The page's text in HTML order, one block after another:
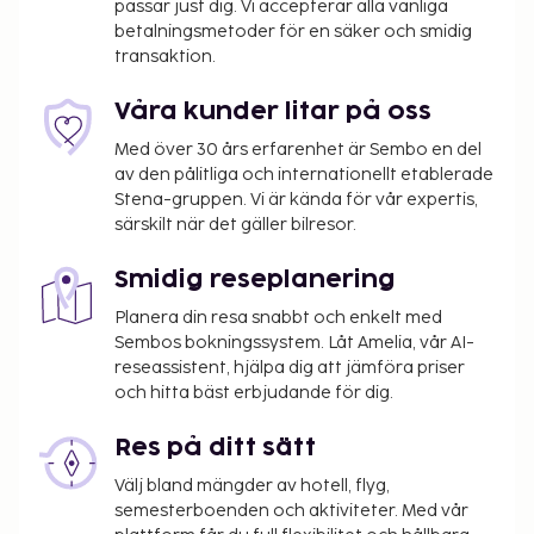
konferensrum och mötesrum. Gäster har tillgång till
hämtning vid järnvägsstationen mot en avgift och
plats. Här får du tillgång tilll hyrcyklar och kan njuta
av utsikten från terrassen och trädgården. Boendet
har även gratis wi-fi, conciergetjänster och
bankettsal. Du kan äta gott och beundra utsikten
över trädgården på La Table du Castel, en
eller ta det lugnt på rummet med rumsservice
dygnet runt. Släck törsten med din favoritdrink i
boendets bar. Kontinental frukost serveras dagligen
mot en avgift från 07.00 till 10.30. Detta boende har
fått sin officiella stjärngradering från Frankrikes
Du kommer att ombes att betala följande avgifter
på boendet – avgifterna kan inkludera tillämpliga
passar just dig. Vi accepterar alla vanliga
betalningsmetoder för en säker och smidig
transaktion.
Våra kunder litar på oss
Med över 30 års erfarenhet är Sembo en del
av den pålitliga och internationellt etablerade
Stena-gruppen. Vi är kända för vår expertis,
särskilt när det gäller bilresor.
Smidig reseplanering
Planera din resa snabbt och enkelt med
Sembos bokningssystem. Låt Amelia, vår AI-
reseassistent, hjälpa dig att jämföra priser
och hitta bäst erbjudande för dig.
Res på ditt sätt
Välj bland mängder av hotell, flyg,
semesterboenden och aktiviteter. Med vår